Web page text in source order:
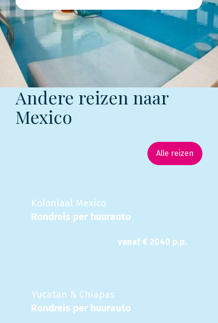
Andere reizen naar
Mexico
Alle reizen
Koloniaal Mexico
Rondreis per huurauto
vanaf € 2040 p.p.
Yucatan & Chiapas
Rondreis per huurauto